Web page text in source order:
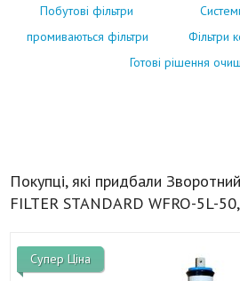
Побутові фільтри
промиваються фільтри
Фільтри
Готові рішення
Покупці, які придбали
FILTER STANDARD WFRO-5L-
Супер Ціна